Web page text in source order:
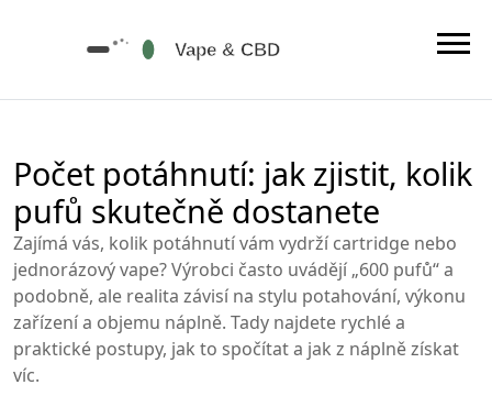
Počet potáhnutí: jak zjistit, kolik
pufů skutečně dostanete
Zajímá vás, kolik potáhnutí vám vydrží cartridge nebo
jednorázový vape? Výrobci často uvádějí „600 pufů“ a
podobně, ale realita závisí na stylu potahování, výkonu
zařízení a objemu náplně. Tady najdete rychlé a
praktické postupy, jak to spočítat a jak z náplně získat
víc.